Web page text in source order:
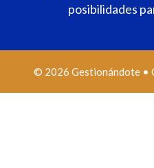
posibilidades
© 2026 Gestionándote•